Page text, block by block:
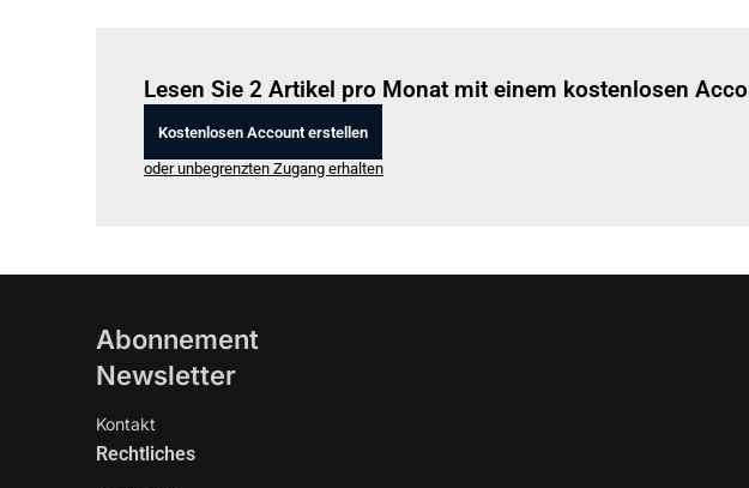
Lesen Sie 2 Artikel pro Monat mit einem kostenlosen
Kostenlosen Account erstellen
oder unbegrenzten Zugang erhalten
Abonnement
Newsletter
Kontakt
Rechtliches